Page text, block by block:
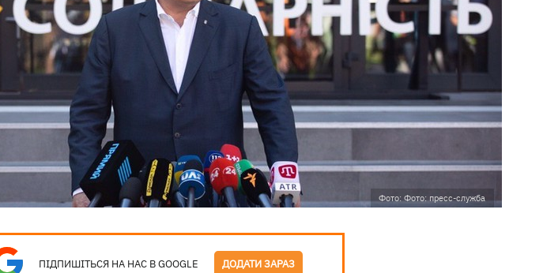
Фото: Фото: пресс-служба
ПІДПИШІТЬСЯ НА НАС В GOOGLE ДОДАТИ ЗАРАЗ